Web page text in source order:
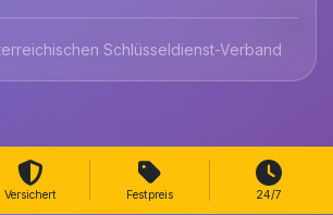
Schlüsseldienst-Verband
Versichert Festpreis 24/7